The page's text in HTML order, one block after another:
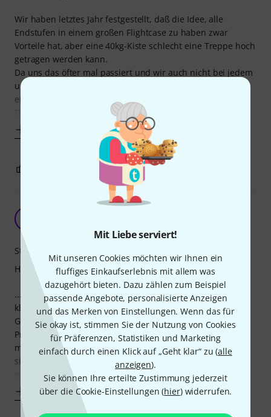
Mit Liebe serviert!
Mit unseren Cookies möchten wir Ihnen ein
fluffiges Einkaufserlebnis mit allem was
dazugehört bieten. Dazu zählen zum Beispiel
passende Angebote, personalisierte Anzeigen
und das Merken von Einstellungen. Wenn das für
Sie okay ist, stimmen Sie der Nutzung von Cookies
für Präferenzen, Statistiken und Marketing
einfach durch einen Klick auf „Geht klar“ zu (alle
anzeigen).
Sie können Ihre erteilte Zustimmung jederzeit
über die Cookie-Einstellungen (hier) widerrufen.
Wir haben letztes Jahr festgestellt, daß die Idee, alle
Endstufen in einem großen Flightcase zu haben zwar
Vorteile hat, aber eine 40kg-Kiste schlecht eine Treppe hoch
getragen werden kann.
Da uns das öfter mal passiert und wir auch nicht bei jedem
unserer Gigs 2 Endstufen brauchen, haben wir uns
entschlossen, das Endstufenrack aufzutrennen.
BEWERTUNG MELDEN
... ein akzeptables Case. Die Paßform der Deckel ist gut, die
kleinen Butterflies funktionieren gut (haken nicht!) und im
Gegensatz zu einem Vor-Rezensenten hatte ich auch keine
Probleme, ein 2-HE-Gerät komplett mit vier Schrauben zu
montieren. Tip: Die Schraubenloch-Leisten an den Seiten
sind an den Randprofilen verschraubt. Falls nicht ganz
passend, mal kurz leicht
Mehr anzeigen
Stabilität
Handling